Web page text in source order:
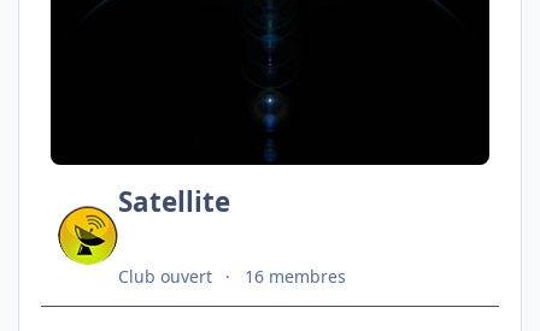
Satellite
Club ouvert 16 membres